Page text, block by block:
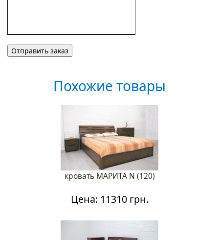
Похожие товары
кровать МАРИТА N (120)
Цена: 11310 грн.